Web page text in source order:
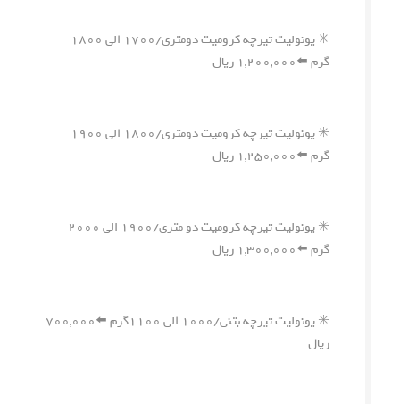
✳️ یونولیت تیرچه کرومیت دومتری/۱۷۰۰ الی ۱۸۰۰
گرم ⬅️۱,۲۰۰,۰۰۰ ریال
✳️ یونولیت تیرچه کرومیت دومتری/۱۸۰۰ الی ۱۹۰۰
گرم ⬅️۱,۲۵۰,۰۰۰ ریال
✳️ یونولیت تیرچه کرومیت دو متری/۱۹۰۰ الی ۲۰۰۰
گرم ⬅️۱,۳۰۰,۰۰۰ ریال
✳️ یونولیت تیرچه بتنی/۱۰۰۰ الی ۱۱۰۰گرم ⬅️۷۰۰,۰۰۰
ریال